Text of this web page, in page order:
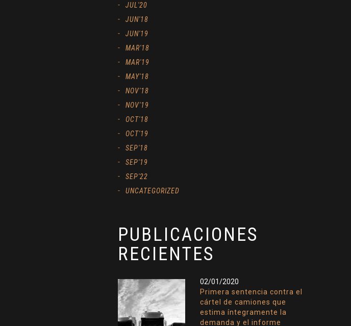
JUL'20
JUN'18
JUN'19
MAR'18
MAR'19
MAY'18
NOV'18
NOV'19
OCT'18
OCT'19
SEP'18
SEP'19
SEP'22
UNCATEGORIZED
PUBLICACIONES
RECIENTES
02/01/2020
Primera sentencia contra el
cártel de camiones que
estima íntegramente la
demanda y el informe